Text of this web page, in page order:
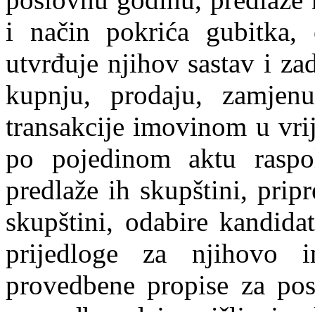
i način pokrića gubitka,
utvrđuje njihov sastav i
kupnju, prodaju,
transakcije imovinom u
po pojedinom aktu
predlaže ih skupštini,
skupštini, odabire
prijedloge za njihovo
provedbene propise za